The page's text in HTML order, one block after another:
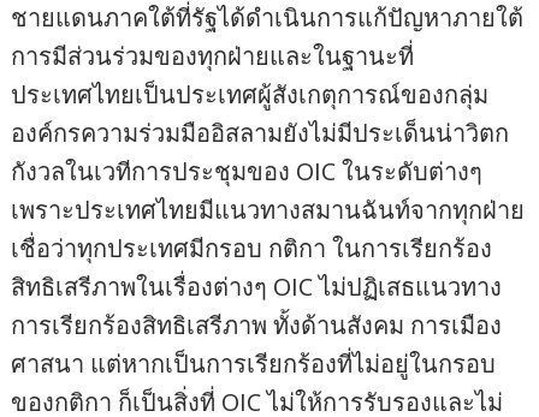
ชายแดนภาคใต้ที่รัฐได้ดำเนินการแก้ปัญหาภายใต้
การมีส่วนร่วมของทุกฝ่ายและในฐานะที่
ประเทศไทยเป็นประเทศผู้สังเกตุการณ์ของกลุ่ม
องค์กรความร่วมมืออิสลามยังไม่มีประเด็นน่าวิตก
กังวลในเวทีการประชุมของ OIC ในระดับต่างๆ
เพราะประเทศไทยมีแนวทางสมานฉันท์จากทุกฝ่าย
เชื่อว่าทุกประเทศมีกรอบ กติกา ในการเรียกร้อง
สิทธิเสรีภาพในเรื่องต่างๆ OIC ไม่ปฏิเสธแนวทาง
การเรียกร้องสิทธิเสรีภาพ ทั้งด้านสังคม การเมือง
ศาสนา แต่หากเป็นการเรียกร้องที่ไม่อยู่ในกรอบ
ของกติกา ก็เป็นสิ่งที่ OIC ไม่ให้การรับรองและไม่